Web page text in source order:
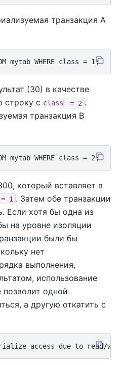
транзакция A
(30) в качестве
строку с class = 2 .
транзакция B
который вставляет в
= 1 . Затем обе транзакции
Если хотя бы одна из
на уровне изоляции
были бы
нет
выполнения,
использование
позволит одной
а другую откатить с